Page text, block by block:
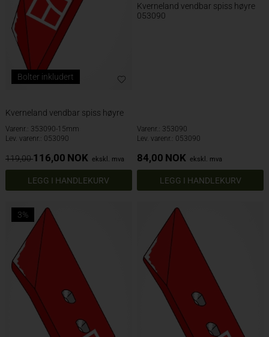
Bolter inkludert
Kverneland vendbar spiss høyre
Varenr.: 353090-15mm
Lev. varenr.: 053090
119,00 116,00 NOK ekskl. mva
Kverneland vendbar spiss høyre
053090
Varenr.: 353090
Lev. varenr.: 053090
84,00 NOK ekskl. mva
3%